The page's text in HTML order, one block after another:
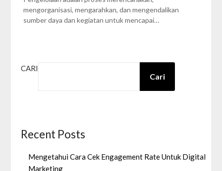
mengorganisasi, mengarahkan, dan mengendalikan
sumber daya dan kegiatan untuk mencapai…
CARI
Cari
Recent Posts
Mengetahui Cara Cek Engagement Rate Untuk Digital
Marketing